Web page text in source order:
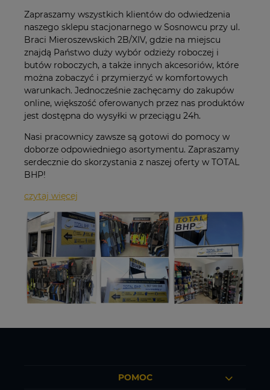
Zapraszamy wszystkich klientów do odwiedzenia
naszego sklepu stacjonarnego w Sosnowcu przy ul.
Braci Mieroszewskich 2B/XIV, gdzie na miejscu
znajdą Państwo duży wybór odzieży roboczej i
butów roboczych, a także innych akcesoriów, które
można zobaczyć i przymierzyć w komfortowych
warunkach. Jednocześnie zachęcamy do zakupów
online, większość oferowanych przez nas produktów
jest dostępna do wysyłki w przeciągu 24h.
Nasi pracownicy zawsze są gotowi do pomocy w
doborze odpowiedniego asortymentu. Zapraszamy
serdecznie do skorzystania z naszej oferty w TOTAL
BHP!
czytaj więcej
POMOC